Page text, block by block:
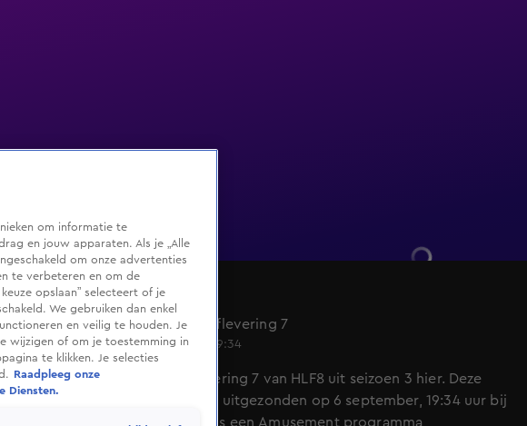
HLF8
Seizoen 3, aflevering 7
6 sep 2022, 19:34
Bekijk aflevering 7 van HLF8 uit seizoen 3 hier. Deze
aflevering is uitgezonden op 6 september, 19:34 uur bij
SBS6. HLF8 is een Amusement programma
om informatie te
en jouw apparaten. Als je „Alle
om onze advertenties
te verbeteren en om de
opslaan” selecteert of je
We gebruiken dan enkel
en veilig te houden. Je
wijzigen of om je toestemming in
te klikken. Je selecties
Raadpleeg onze
Diensten.